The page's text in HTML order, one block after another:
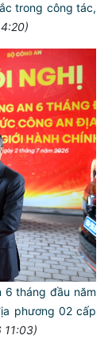
trong công tác,
6 tháng đầu năm
phương 02 cấp
11:03)